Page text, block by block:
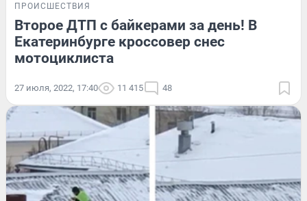
ПРОИСШЕСТВИЯ
Второе ДТП с байкерами за день! В
Екатеринбурге кроссовер снес
мотоциклиста
27 июля, 2022, 17:40 11 415 48